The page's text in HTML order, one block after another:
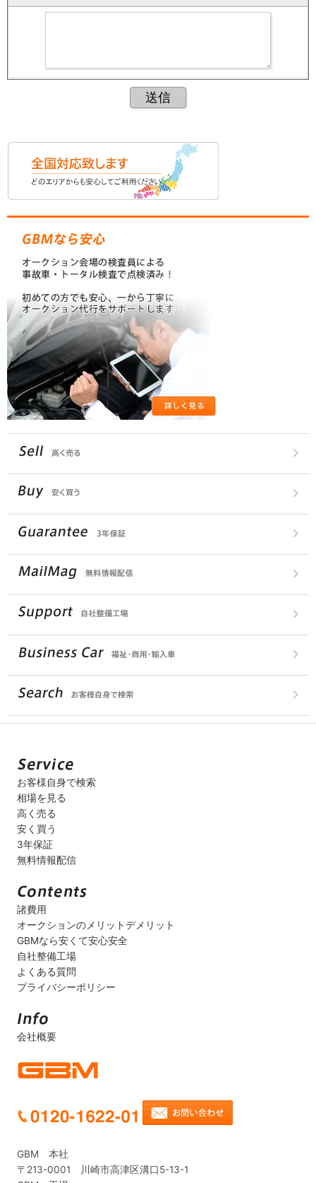
お客様自身で検索
相場を見る
高く売る
安く買う
3年保証
無料情報配信
諸費用
オークションのメリットデメリット
GBMなら安くて安心安全
自社整備工場
よくある質問
プライバシーポリシー
会社概要
GBM 本社
〒213-0001 川崎市高津区溝口5-13-1